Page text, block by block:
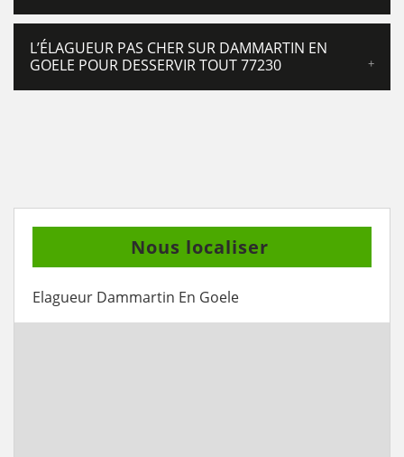
L’ÉLAGUEUR PAS CHER SUR DAMMARTIN EN
GOELE POUR DESSERVIR TOUT 77230
Nous localiser
Elagueur Dammartin En Goele